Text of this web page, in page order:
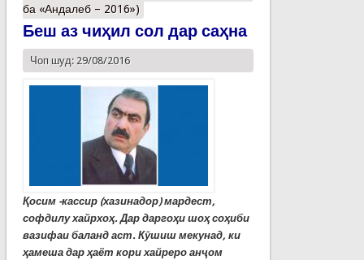
ба «Андалеб – 2016»)
Беш аз чиҳил сол дар саҳна
Чоп шуд: 29/08/2016
Қосим -кассир (хазинадор) мардест,
софдилу хайрхоҳ. Дар даргоҳи шоҳ соҳиби
вазифаи баланд аст. Кӯшиш мекунад, ки
ҳамеша дар ҳаёт кори хайреро анҷом